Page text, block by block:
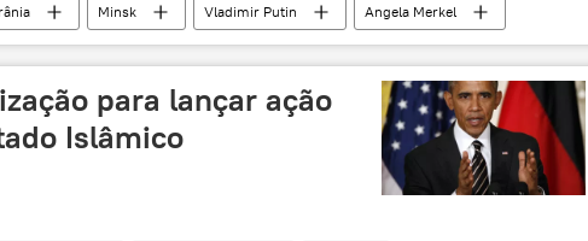
Minsk Vladimir Putin
Angela Merkel
reunião
para lançar ação
Islâmico